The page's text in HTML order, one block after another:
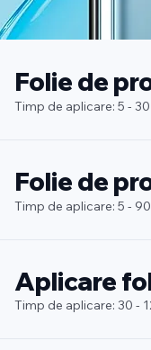
Folie de
Timp de aplicare: 5 -
Folie de
Timp de aplicare: 5 -
Aplicare
Timp de aplicare: 30 -